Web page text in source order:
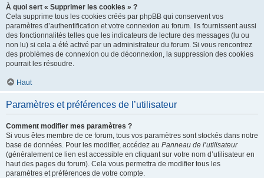
À quoi sert « Supprimer les cookies » ?
Cela supprime tous les cookies créés par phpBB qui conservent vos
paramètres d’authentification et votre connexion au forum. Ils fournissent aussi
des fonctionnalités telles que les indicateurs de lecture des messages (lu ou
non lu) si cela a été activé par un administrateur du forum. Si vous rencontrez
des problèmes de connexion ou de déconnexion, la suppression des cookies
pourrait les résoudre.
Haut
Paramètres et préférences de l’utilisateur
Comment modifier mes paramètres ?
Si vous êtes membre de ce forum, tous vos paramètres sont stockés dans notre
base de données. Pour les modifier, accédez au Panneau de l’utilisateur
(généralement ce lien est accessible en cliquant sur votre nom d’utilisateur en
haut des pages du forum). Cela vous permettra de modifier tous les
paramètres et préférences de votre compte.